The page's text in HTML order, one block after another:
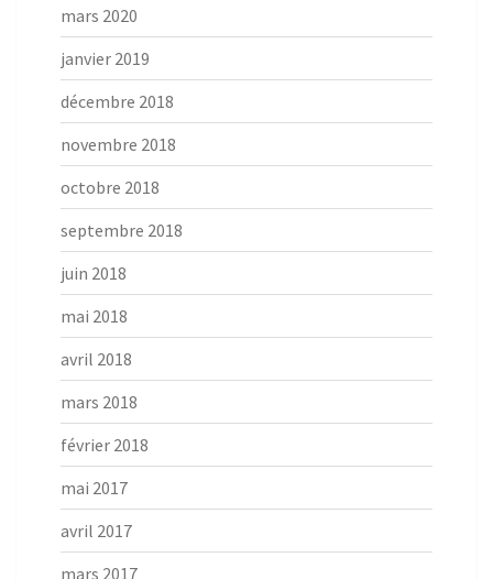
mars 2020
janvier 2019
décembre 2018
novembre 2018
octobre 2018
septembre 2018
juin 2018
mai 2018
avril 2018
mars 2018
février 2018
mai 2017
avril 2017
mars 2017